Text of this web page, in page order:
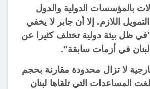
بالمؤسسات الدولية والدول
اللازم. إلا أن جابر لا يخفي
ظل بيئة دولية تختلف كثيرا عن
لبنان في أزمات سابقة".
لا تزال محدودة مقارنة بحجم
بلغت المساعدات التي تلقاها لبنان